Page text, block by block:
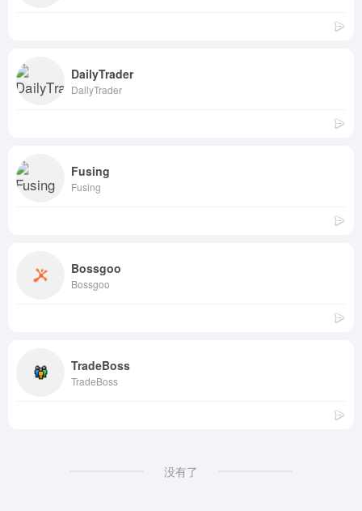
DailyTrader
DailyTrader
Fusing
Fusing
Bossgoo
Bossgoo
TradeBoss
TradeBoss
没有了